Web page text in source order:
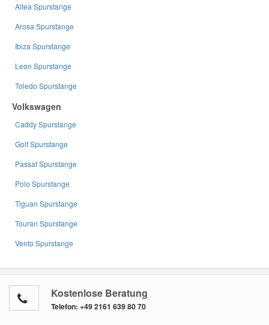
Altea Spurstange
Arosa Spurstange
Ibiza Spurstange
Leon Spurstange
Toledo Spurstange
Volkswagen
Caddy Spurstange
Golf Spurstange
Passat Spurstange
Polo Spurstange
Tiguan Spurstange
Touran Spurstange
Vento Spurstange
Kostenlose Beratung
Telefon: +49 2161 639 80 70